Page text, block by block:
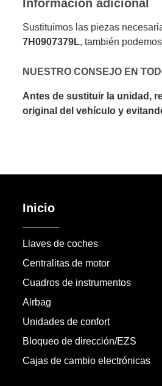
Información adicional
Sustituimos las piezas
7H0907379L, también
NUESTRO CONSEJO EN
Antes de sustituir la unidad,
original del vehículo y
Inicio
Llaves de coches
Centralitas de motor
Cuadros de instrumentos
Airbag
Unidades de confort
Bloqueo de dirección/EZS
Cajas de cambio electrónicas